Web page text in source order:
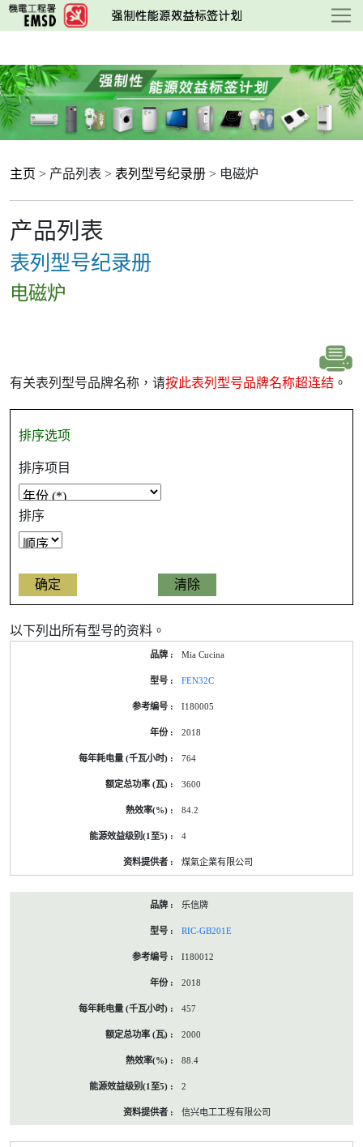
跳
至
要
内
容
主页 > 产品列表 > 表列型号纪录册 > 电磁炉
产品列表
表列型号纪录册
电磁炉
有关表列型号品牌名称，请按此表列型号品牌名称超连结 。
排序选项
排序项目
排序
以下列出所有型号的资料。
Mia Cucina
FEN32C
I180005
2018
764
3600
84.2
4
煤氣企業有限公司
乐信牌
RIC-GB201E
I180012
2018
457
2000
88.4
2
信兴电工工程有限公司